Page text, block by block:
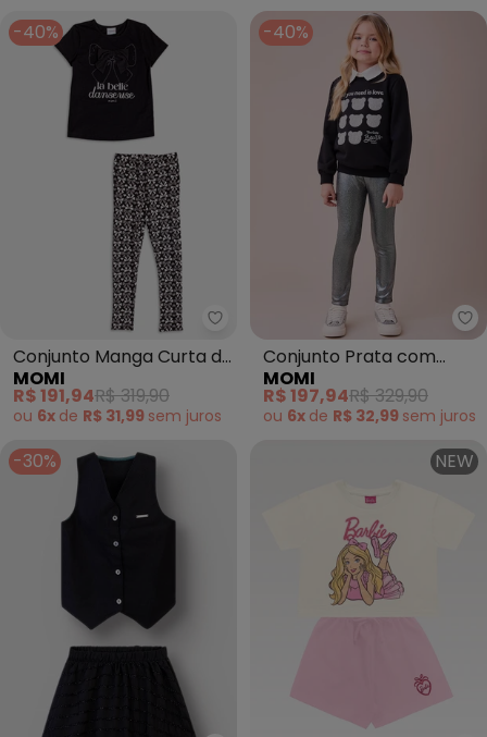
-40%
Momi - Conjunto Manga Curta
Conjunto Manga Curta de
Jacquard com Laço
(Preto)
MOMI
R$ 191,94R$ 319,90
ou 6x de R$ 31,99 sem juros
-40%
Conjunto Prata com
Strass e Brilho (Preto)
MOMI
R$ 197,94R$ 329,90
ou 6x de R$ 32,99 sem juros
-30% NEW